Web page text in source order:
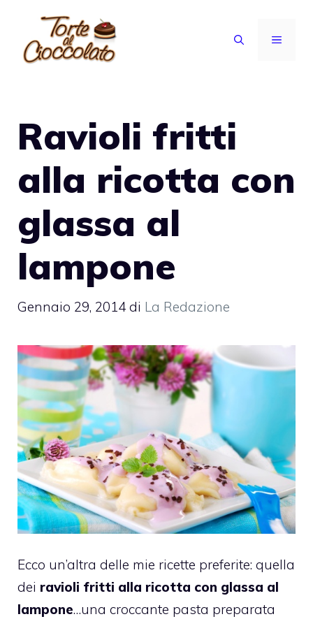
contenuto
MENU
Ravioli fritti
alla ricotta con
glassa al
lampone
Gennaio 29, 2014 di La Redazione
Ecco un’altra delle mie ricette preferite: quella
dei ravioli fritti alla ricotta con glassa al
lampone…una croccante pasta preparata